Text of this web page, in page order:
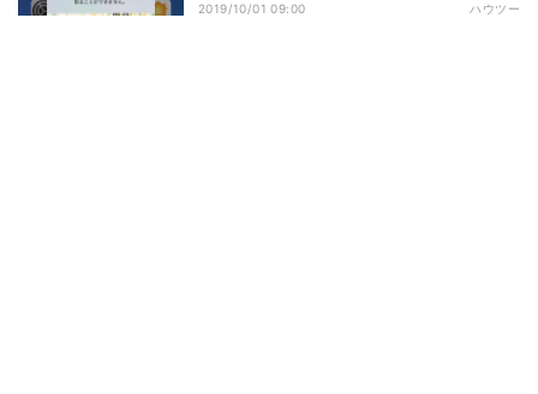
2019/10/01 09:00 ハウツー